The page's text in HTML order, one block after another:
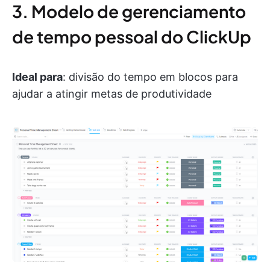
3. Modelo de gerenciamento
de tempo pessoal do ClickUp
Ideal para: divisão do tempo em blocos para
ajudar a atingir metas de produtividade